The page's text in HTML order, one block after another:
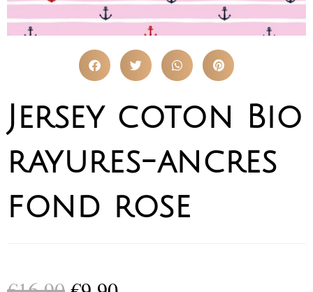
Jersey coton Bio
rayures-ancres
fond rose